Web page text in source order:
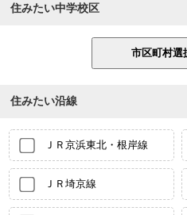
住みたい中学校区
住みたい沿線
ＪＲ京浜東北・根岸線
ＪＲ埼京線